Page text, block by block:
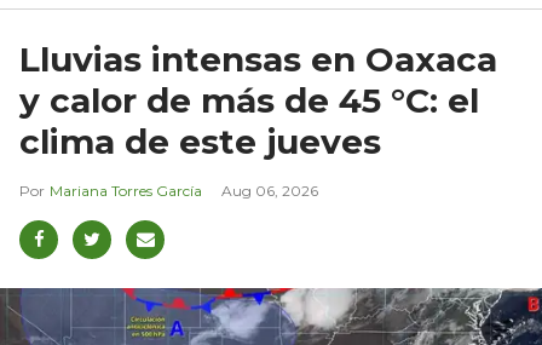
Lluvias intensas en Oaxaca
y calor de más de 45 °C: el
clima de este jueves
Mariana Torres García Aug 06, 2026